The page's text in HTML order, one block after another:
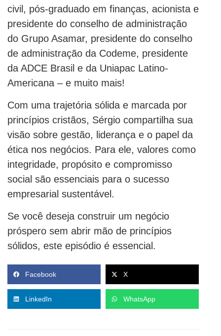
civil, pós-graduado em finanças, acionista e
presidente do conselho de administração
do Grupo Asamar, presidente do conselho
de administração da Codeme, presidente
da ADCE Brasil e da Uniapac Latino-
Americana – e muito mais!
Com uma trajetória sólida e marcada por
princípios cristãos, Sérgio compartilha sua
visão sobre gestão, liderança e o papel da
ética nos negócios. Para ele, valores como
integridade, propósito e compromisso
social são essenciais para o sucesso
empresarial sustentável.
Se você deseja construir um negócio
próspero sem abrir mão de princípios
sólidos, este episódio é essencial.
Facebook X
LinkedIn WhatsApp